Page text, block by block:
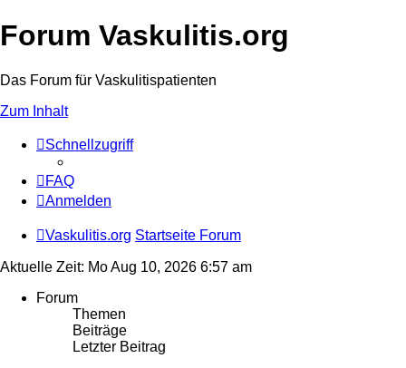
Forum Vaskulitis.org
Das Forum für Vaskulitispatienten
Zum Inhalt
Schnellzugriff
FAQ
Anmelden
Vaskulitis.org Startseite Forum
Aktuelle Zeit: Mo Aug 10, 2026 6:57 am
Forum
Themen
Beiträge
Letzter Beitrag